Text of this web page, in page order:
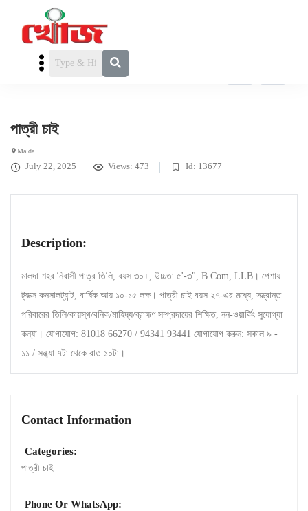
পাত্রী চাই
Malda
July 22, 2025 Views: 473 Id: 13677
Description:
মালদা শহর নিবাসী পাত্র তিলি, বয়স ৩০+, উচ্চতা ৫'-৩", B.Com, LLB। পেশায়
ট্যাক্স কনসালট্যান্ট, বার্ষিক আয় ১০-১৫ লক্ষ। পাত্রী চাই বয়স ২৭-এর মধ্যে, সম্ভ্রান্ত
পরিবারের তিলি/কায়স্থ/বনিক/মাহিষ্য/ব্রাহ্মণ সম্প্রদায়ের শিক্ষিত, নন-ওয়ার্কিং সুযোগ্যা
কন্যা। যোগাযোগ: 81018 66270 / 94341 93441 যোগাযোগ করুন: সকাল ৯ -
১১ / সন্ধ্যা ৭টা থেকে রাত ১০টা।
Contact Information
Categories:
পাত্রী চাই
Phone Or WhatsApp: